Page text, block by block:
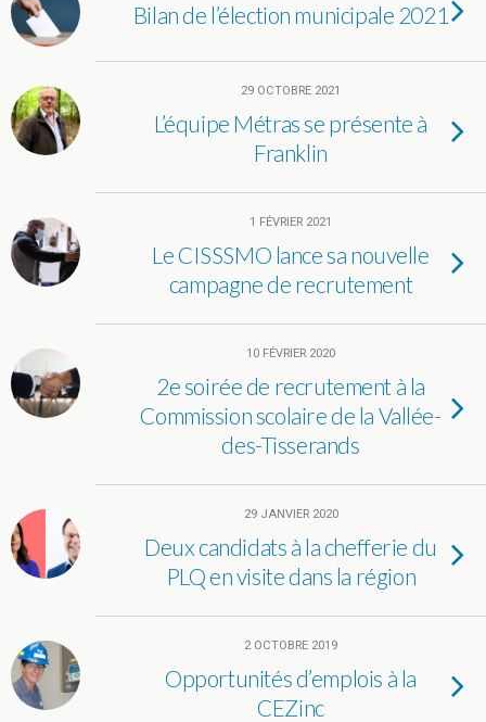
Bilan de l’élection municipale 2021
29 OCTOBRE 2021
L’équipe Métras se présente à
Franklin
1 FÉVRIER 2021
Le CISSSMO lance sa nouvelle
campagne de recrutement
10 FÉVRIER 2020
2e soirée de recrutement à la
Commission scolaire de la Vallée-
des-Tisserands
29 JANVIER 2020
Deux candidats à la chefferie du
PLQ en visite dans la région
2 OCTOBRE 2019
Opportunités d’emplois à la
CEZinc